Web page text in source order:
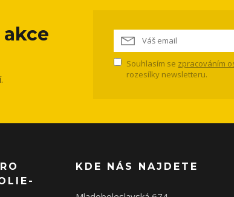
Souhlasím se zpracováním
rozesílky newsletteru.
KDE NÁS NAJDETE